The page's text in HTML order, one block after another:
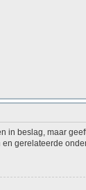
beslag, maar
gerelateerde